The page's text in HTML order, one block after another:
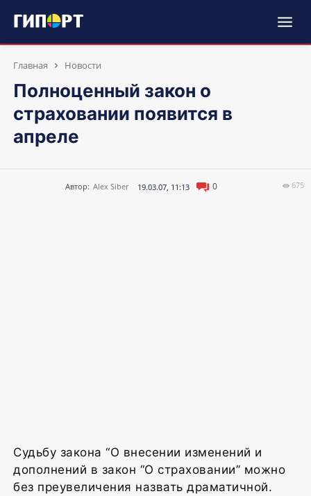
Главная Новости
Полноценный закон о
страховании появится в
апреле
Автор: Alex Siber 19.03.07, 11:13 0 675
Судьбу закона “О внесении изменений и
дополнений в закон “О страховании” можно
без преувеличения назвать драматичной.